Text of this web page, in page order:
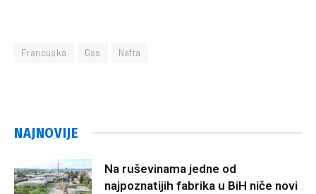
Francuska Gas Nafta
NAJNOVIJE
Na ruševinama jedne od
najpoznatijih fabrika u BiH niče novi